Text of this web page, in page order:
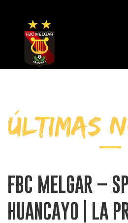
ÚLTIMAS
FBC MELGAR –
HUANCAYO | LA